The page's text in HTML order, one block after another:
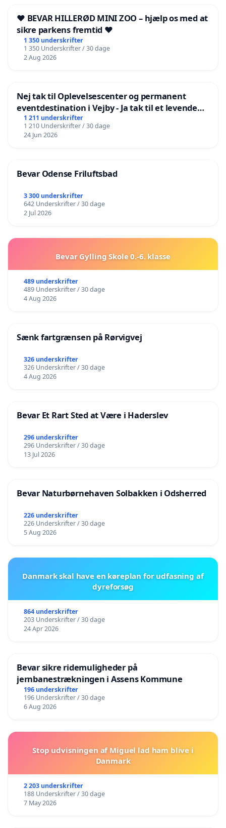
❤️ BEVAR HILLERØD MINI ZOO – hjælp os med at
sikre parkens fremtid ❤️
1 350 underskrifter
1 350 Underskrifter / 30 dage
2 Aug 2026
Nej tak til Oplevelsescenter og permanent
eventdestination i Vejby - Ja tak til et levende
lokalområde i balance
1 211 underskrifter
1 210 Underskrifter / 30 dage
24 Jun 2026
Bevar Odense Friluftsbad
3 300 underskrifter
642 Underskrifter / 30 dage
2 Jul 2026
Bevar Gylling Skole 0.-6. klasse
489 underskrifter
489 Underskrifter / 30 dage
4 Aug 2026
Sænk fartgrænsen på Rørvigvej
326 underskrifter
326 Underskrifter / 30 dage
4 Aug 2026
Bevar Et Rart Sted at Være i Haderslev
296 underskrifter
296 Underskrifter / 30 dage
13 Jul 2026
Bevar Naturbørnehaven Solbakken i Odsherred
226 underskrifter
226 Underskrifter / 30 dage
5 Aug 2026
Danmark skal have en køreplan for udfasning af
dyreforsøg
864 underskrifter
203 Underskrifter / 30 dage
24 Apr 2026
Bevar sikre ridemuligheder på
jernbanestrækningen i Assens Kommune
196 underskrifter
196 Underskrifter / 30 dage
6 Aug 2026
Stop udvisningen af Miguel lad ham blive i
Danmark
2 203 underskrifter
188 Underskrifter / 30 dage
7 May 2026